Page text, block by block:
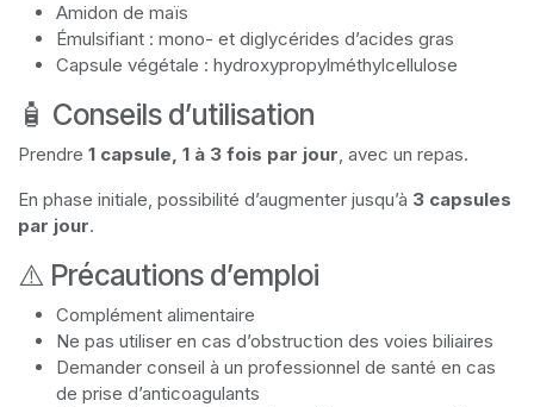
Amidon de maïs
Émulsifiant : mono- et diglycérides d’acides gras
Capsule végétale : hydroxypropylméthylcellulose
🧴 Conseils d’utilisation
Prendre 1 capsule, 1 à 3 fois par jour, avec un repas.
En phase initiale, possibilité d’augmenter jusqu’à 3 capsules
par jour.
⚠️ Précautions d’emploi
Complément alimentaire
Ne pas utiliser en cas d’obstruction des voies biliaires
Demander conseil à un professionnel de santé en cas
de prise d’anticoagulants